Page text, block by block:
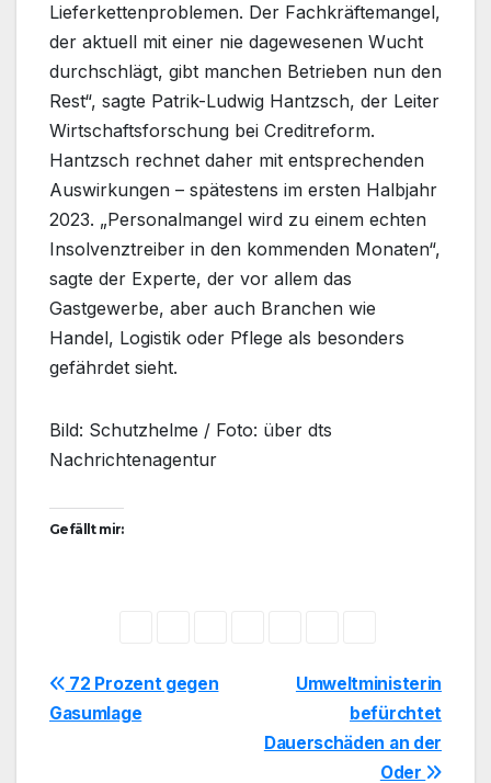
Lieferkettenproblemen. Der Fachkräftemangel,
der aktuell mit einer nie dagewesenen Wucht
durchschlägt, gibt manchen Betrieben nun den
Rest“, sagte Patrik-Ludwig Hantzsch, der Leiter
Wirtschaftsforschung bei Creditreform.
Hantzsch rechnet daher mit entsprechenden
Auswirkungen – spätestens im ersten Halbjahr
2023. „Personalmangel wird zu einem echten
Insolvenztreiber in den kommenden Monaten“,
sagte der Experte, der vor allem das
Gastgewerbe, aber auch Branchen wie
Handel, Logistik oder Pflege als besonders
gefährdet sieht.
Bild: Schutzhelme / Foto: über dts
Nachrichtenagentur
Gefällt mir:
BeitragsnavigationUmweltministerin
befürchtet
Dauerschäden an der
Oder
72 Prozent gegen
Gasumlage